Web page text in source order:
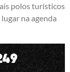
polos turísticos
na agenda